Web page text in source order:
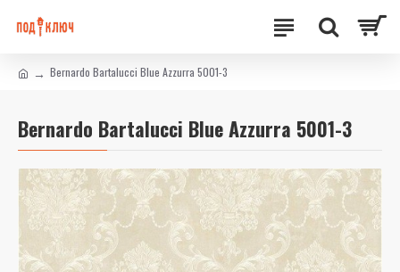
Bernardo Bartalucci Blue Azzurra 5001-3
Bernardo Bartalucci Blue Azzurra 5001-3